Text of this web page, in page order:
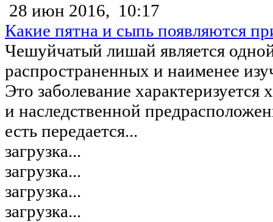
28 июн 2016, 10:17
Какие пятна и сыпь появляются
Чешуйчатый лишай является
распространенных и наименее
Это заболевание
и наследственной
есть передается...
загрузка...
загрузка...
загрузка...
загрузка...